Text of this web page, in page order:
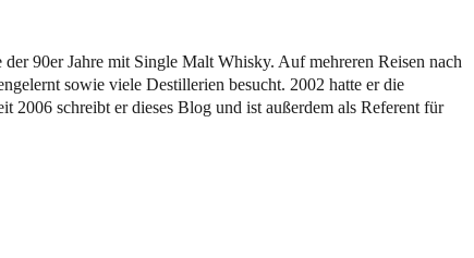
90er Jahre mit Single Malt Whisky. Auf mehreren Reisen nach
sowie viele Destillerien besucht. 2002 hatte er die
schreibt er dieses Blog und ist außerdem als Referent für